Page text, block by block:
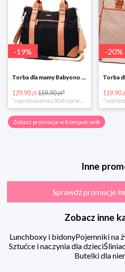
-19%
Torba dla mamy Babyono 1505/01 Comfort Icoinic 5/5
129.90 zł159.90 zł*
-20%
119.90
Zobacz promocje w Komputronik
Inne
Sprawdź promocje
Zobacz inne
Lunchboxy i bidonyPojemniki na
Sztućce i naczynia dla dzieci
Butelki dla